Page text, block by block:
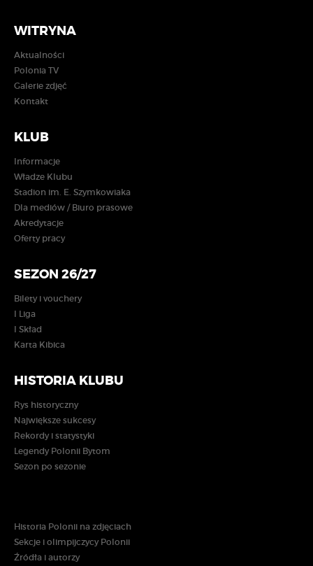
WITRYNA
Aktualności
Polonia TV
Galerie zdjęć
Kontakt
KLUB
Informacje
Władze Klubu
Stadion im. E. Szymkowiaka
Dla mediów / Biuro prasowe
Akredytacje
Oferty pracy
SEZON 26/27
Bilety i vouchery
I Liga
I Skład
Karta Kibica
HISTORIA KLUBU
Rys historyczny
Największe sukcesy
Rekordy i statystyki
Legendy Polonii Bytom
Sezon po sezonie
Historia Polonii na zdjęciach
Sekcje i olimpijczycy Polonii
Źródła i autorzy